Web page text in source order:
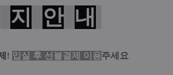
지 안 내
! 입실 후 선불결제 이용주세요